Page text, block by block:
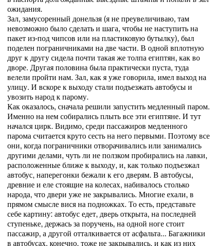
ожидания.
Зал, замусоренный донельзя (я не преувеличиваю, там
невозможно было сделать и шага, чтобы не наступить на
пакет из-под чипсов или на пластиковую бутылку), был
поделен пограничниками на две части. В одной вплотную
друг к другу сидела почти такая же толпа египтян, как во
дворе. Другая половина была практически пуста, туда
велели пройти нам. Зал, как я уже говорила, имел выход на
улицу. И вскоре к выходу стали подъезжать автобусы и
увозить народ к парому.
Как оказалось, сначала решили запустить медленный паром.
Именно на нем собирались плыть все эти египтяне. И тут
начался цирк. Видимо, среди пассажиров медленного
парома считается круто сесть на него первыми. Поэтому все
они, когда пограничники отворачивались или занимались
другими делами, чуть ли не ползком пробирались на лавки,
расположенные ближе к выходу, и, как только подъезжал
автобус, наперегонки бежали к его дверям. В автобусы,
древние и еле стоящие на колесах, набивалось столько
народа, что двери уже не закрывались. Многие ехали, в
прямом смысле вися на подножках. То есть, представьте
себе картину: автобус едет, дверь открыта, на последней
ступеньке, держась за поручень, на одной ноге стоит
пассажир, а другой отталкивается от асфальта... Багажники
в автобусах, конечно, тоже не закрывались, и как из них